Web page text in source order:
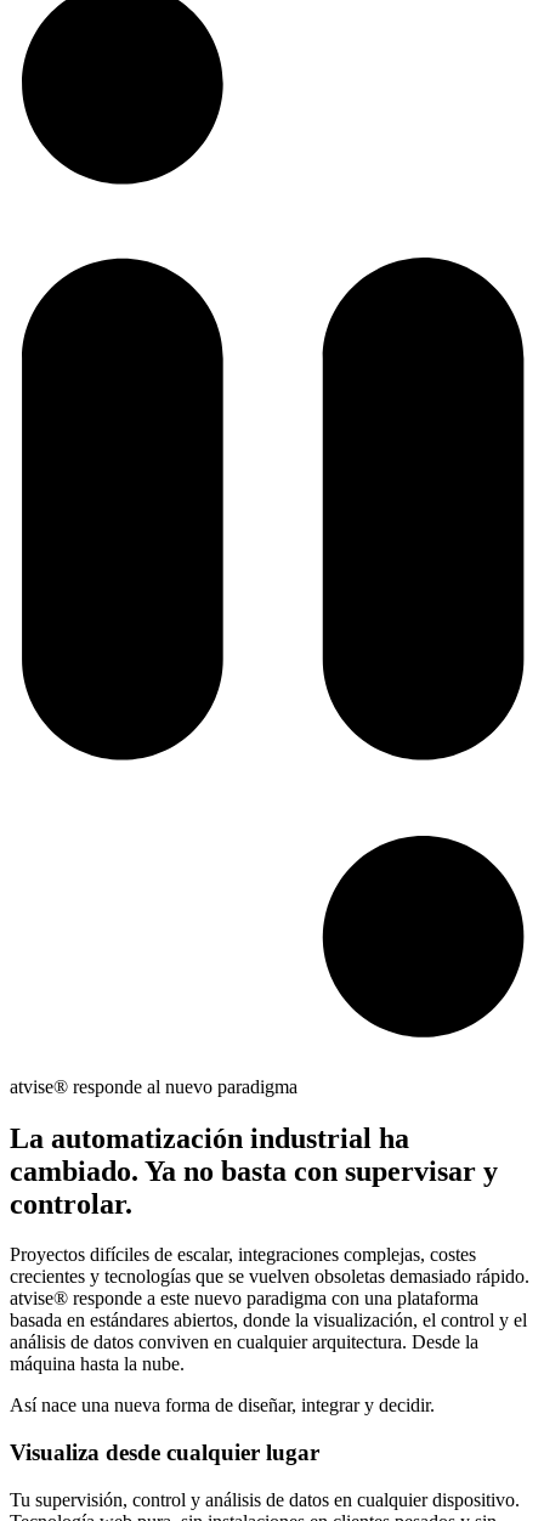
atvise® responde al nuevo paradigma
La automatización industrial ha
cambiado. Ya no basta con supervisar y
controlar.
Proyectos difíciles de escalar, integraciones complejas, costes
crecientes y tecnologías que se vuelven obsoletas demasiado rápido.
atvise® responde a este nuevo paradigma con una plataforma
basada en estándares abiertos, donde la visualización, el control y el
análisis de datos conviven en cualquier arquitectura. Desde la
máquina hasta la nube.
Así nace una nueva forma de diseñar, integrar y decidir.
Visualiza desde cualquier lugar
Tu supervisión, control y análisis de datos en cualquier dispositivo.